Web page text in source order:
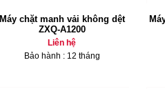
Máy chặt manh vải không dệt
ZXQ-A1200
Liên hệ
Bảo hành : 12 tháng